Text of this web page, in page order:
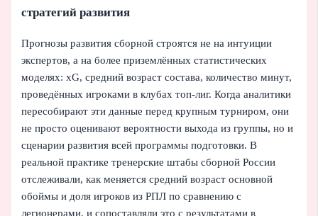
стратегий развития
Прогнозы развития сборной строятся не на интуиции
экспертов, а на более приземлённых статистических
моделях: xG, средний возраст состава, количество минут,
проведённых игроками в клубах топ-лиг. Когда аналитики
пересобирают эти данные перед крупным турниром, они
не просто оценивают вероятности выхода из группы, но и
сценарии развития всей программы подготовки. В
реальной практике тренерские штабы сборной России
отслеживали, как меняется средний возраст основной
обоймы и доля игроков из РПЛ по сравнению с
легионерами, и сопоставляли это с результатами в